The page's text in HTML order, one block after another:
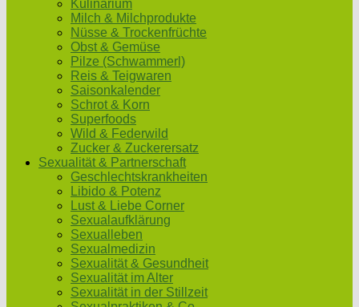
Kulinarium
Milch & Milchprodukte
Nüsse & Trockenfrüchte
Obst & Gemüse
Pilze (Schwammerl)
Reis & Teigwaren
Saisonkalender
Schrot & Korn
Superfoods
Wild & Federwild
Zucker & Zuckerersatz
Sexualität & Partnerschaft
Geschlechtskrankheiten
Libido & Potenz
Lust & Liebe Corner
Sexualaufklärung
Sexualleben
Sexualmedizin
Sexualität & Gesundheit
Sexualität im Alter
Sexualität in der Stillzeit